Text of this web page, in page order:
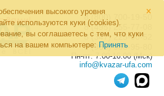
×
высокого уровня
используются куки (cookies).
вы соглашаетесь с тем, что куки
на вашем компьютере: Принять
8 (800) 700-19-50
8 (495) 255-77-08
8 (347) 225-00-52
8 (986) 963-95-80
Пн-пт: 7.00-16.00 (Мск)
info@kvazar-ufa.com